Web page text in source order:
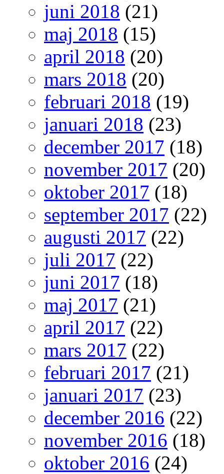
juni 2018 (21)
maj 2018 (15)
april 2018 (20)
mars 2018 (20)
februari 2018 (19)
januari 2018 (23)
december 2017 (18)
november 2017 (20)
oktober 2017 (18)
september 2017 (22)
augusti 2017 (22)
juli 2017 (22)
juni 2017 (18)
maj 2017 (21)
april 2017 (22)
mars 2017 (22)
februari 2017 (21)
januari 2017 (23)
december 2016 (22)
november 2016 (18)
oktober 2016 (24)